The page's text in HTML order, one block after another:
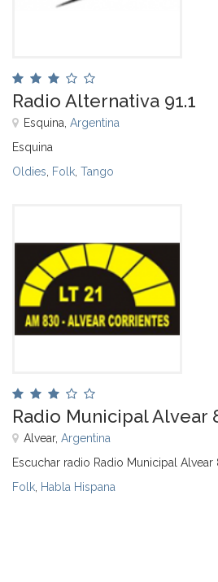
Radio Alternativa 91.1
Esquina, Argentina
Esquina
Oldies Folk Tango
Radio Municipal Alvear
Alvear, Argentina
Escuchar radio Radio Municipal
Folk Habla Hispana